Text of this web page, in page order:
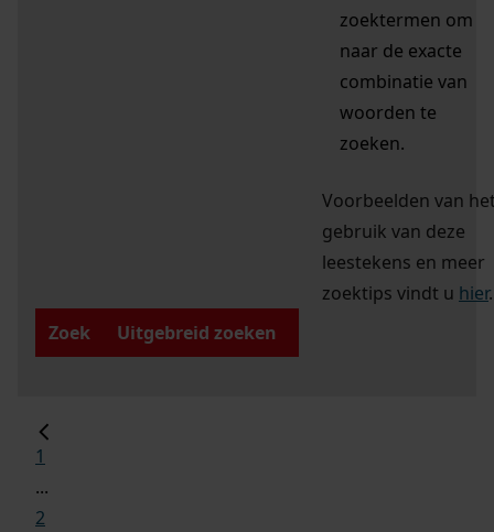
zoektermen om
naar de exacte
combinatie van
woorden te
zoeken.
Voorbeelden van
gebruik van deze
leestekens en meer
zoektips vindt u hier.
Zoek
Uitgebreid zoeken
1
...
2